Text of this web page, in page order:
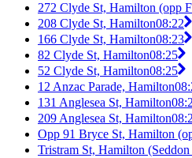
272 Clyde St, Hamilton (opp
208 Clyde St, Hamilton08:22
166 Clyde St, Hamilton08:23
82 Clyde St, Hamilton08:25
52 Clyde St, Hamilton08:25
12 Anzac Parade, Hamilton
131 Anglesea St, Hamilton
209 Anglesea St, Hamilton
Opp 91 Bryce St, Hamilton
Tristram St, Hamilton